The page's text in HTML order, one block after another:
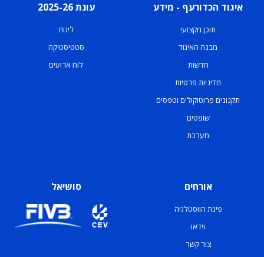
איגוד הכדורעף - מידע
תוכן מקצועי
מבנה האיגוד
חדשות
מדיניות פרטיות
תקנונים פרוטוקולים וטפסים
שופטים
מערכת
עונת 2025-26
ליגות
סטטיסטיקה
לוח ארועים
אורחים
פינת הווסטלגיה
וידאו
צור קשר
סושיאל